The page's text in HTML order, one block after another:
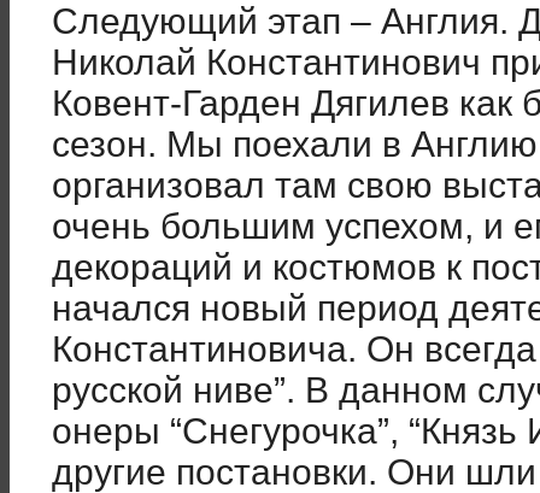
Следующий этап – Англия.
Николай Константинович
Ковент-Гарден Дягилев как
сезон. Мы поехали в
организовал там свою
очень большим успехом, и
декораций и костюмов к
начался новый период
Константиновича. Он
русской ниве”. В данном
онеры “Снегурочка”,
другие постановки. Они